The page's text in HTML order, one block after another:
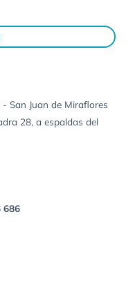
San Juan de Miraflores
28, a espaldas del
686